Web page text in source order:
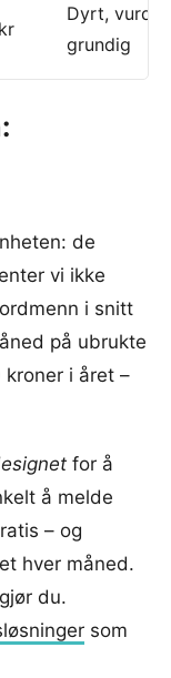
Dyrt, vurder
grundig
de
vi ikke
i snitt
på ubrukte
i året –
for å
å melde
– og
hver måned.
du.
som